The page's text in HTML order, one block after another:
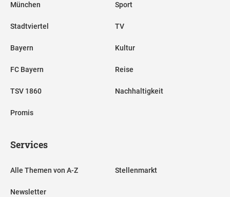
München
Stadtviertel
Bayern
FC Bayern
TSV 1860
Promis
Sport
TV
Kultur
Reise
Nachhaltigkeit
Services
Alle Themen von A-Z
Newsletter
Stellenmarkt